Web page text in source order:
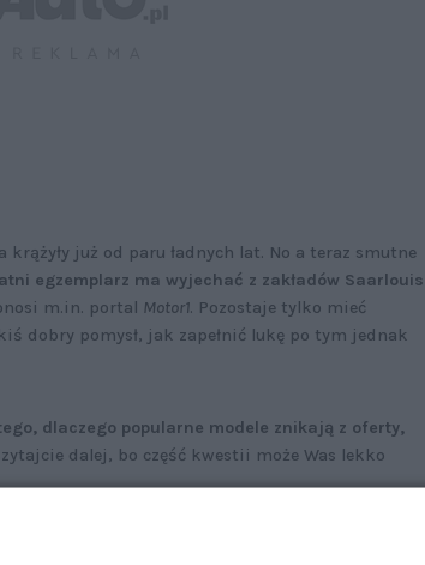
krążyły już od paru ładnych lat. No a teraz smutne
egzemplarz ma wyjechać z zakładów Saarlouis
m.in. portal Motor1. Pozostaje tylko mieć
dobry pomysł, jak zapełnić lukę po tym jednak
dlaczego popularne modele znikają z oferty,
dalej, bo część kwestii może Was lekko